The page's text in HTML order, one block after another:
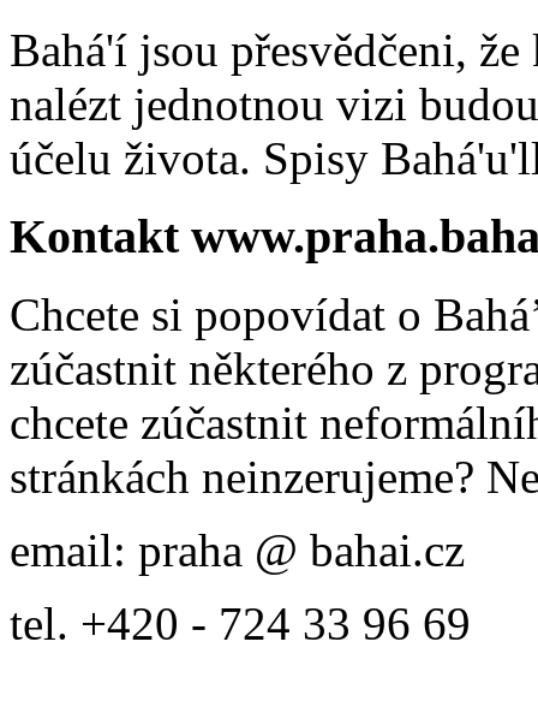
Bahá'í jsou přesvědčeni,
nalézt jednotnou vizi
účelu života. Spisy
Kontakt
Chcete si popovídat o
zúčastnit některého z
chcete zúčastnit
stránkách neinzerujeme?
email: praha @ bahai.cz
tel. +420 - 724 33 96 69